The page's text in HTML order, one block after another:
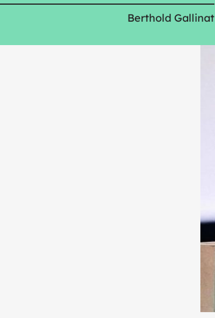
Berthold Gallinat